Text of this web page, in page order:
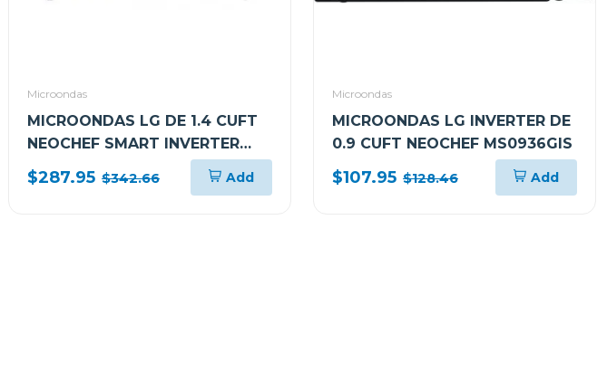
Microondas
MICROONDAS LG DE 1.4 CUFT
NEOCHEF SMART INVERTER
MJ1466APR
$287.95 $342.66 Add
Microondas
MICROONDAS LG INVERTER DE
0.9 CUFT NEOCHEF MS0936GIS
$107.95 $128.46 Add